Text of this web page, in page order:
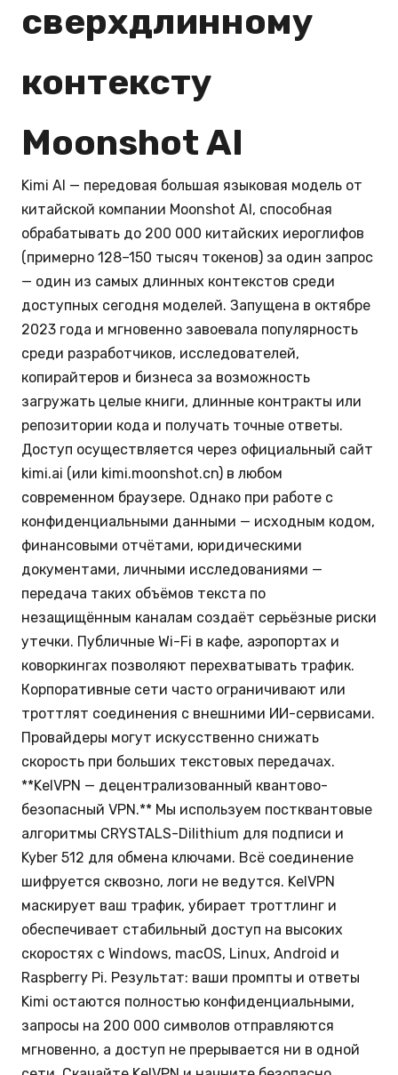
сверхдлинному
контексту
Moonshot AI
Kimi AI — передовая большая языковая модель от
китайской компании Moonshot AI, способная
обрабатывать до 200 000 китайских иероглифов
(примерно 128–150 тысяч токенов) за один запрос
— один из самых длинных контекстов среди
доступных сегодня моделей. Запущена в октябре
2023 года и мгновенно завоевала популярность
среди разработчиков, исследователей,
копирайтеров и бизнеса за возможность
загружать целые книги, длинные контракты или
репозитории кода и получать точные ответы.
Доступ осуществляется через официальный сайт
kimi.ai (или kimi.moonshot.cn) в любом
современном браузере. Однако при работе с
конфиденциальными данными — исходным кодом,
финансовыми отчётами, юридическими
документами, личными исследованиями —
передача таких объёмов текста по
незащищённым каналам создаёт серьёзные риски
утечки. Публичные Wi-Fi в кафе, аэропортах и
коворкингах позволяют перехватывать трафик.
Корпоративные сети часто ограничивают или
троттлят соединения с внешними ИИ-сервисами.
Провайдеры могут искусственно снижать
скорость при больших текстовых передачах.
**KelVPN — децентрализованный квантово-
безопасный VPN.** Мы используем постквантовые
алгоритмы CRYSTALS-Dilithium для подписи и
Kyber 512 для обмена ключами. Всё соединение
шифруется сквозно, логи не ведутся. KelVPN
маскирует ваш трафик, убирает троттлинг и
обеспечивает стабильный доступ на высоких
скоростях с Windows, macOS, Linux, Android и
Raspberry Pi. Результат: ваши промпты и ответы
Kimi остаются полностью конфиденциальными,
запросы на 200 000 символов отправляются
мгновенно, а доступ не прерывается ни в одной